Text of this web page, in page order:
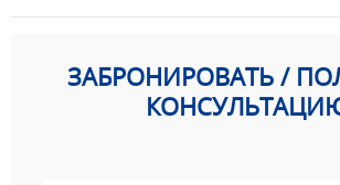
ЗАБРОНИРОВАТЬ /